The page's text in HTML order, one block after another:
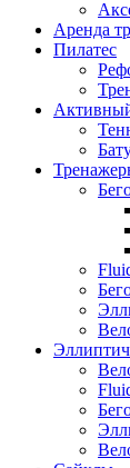
Аренда
Пилатес